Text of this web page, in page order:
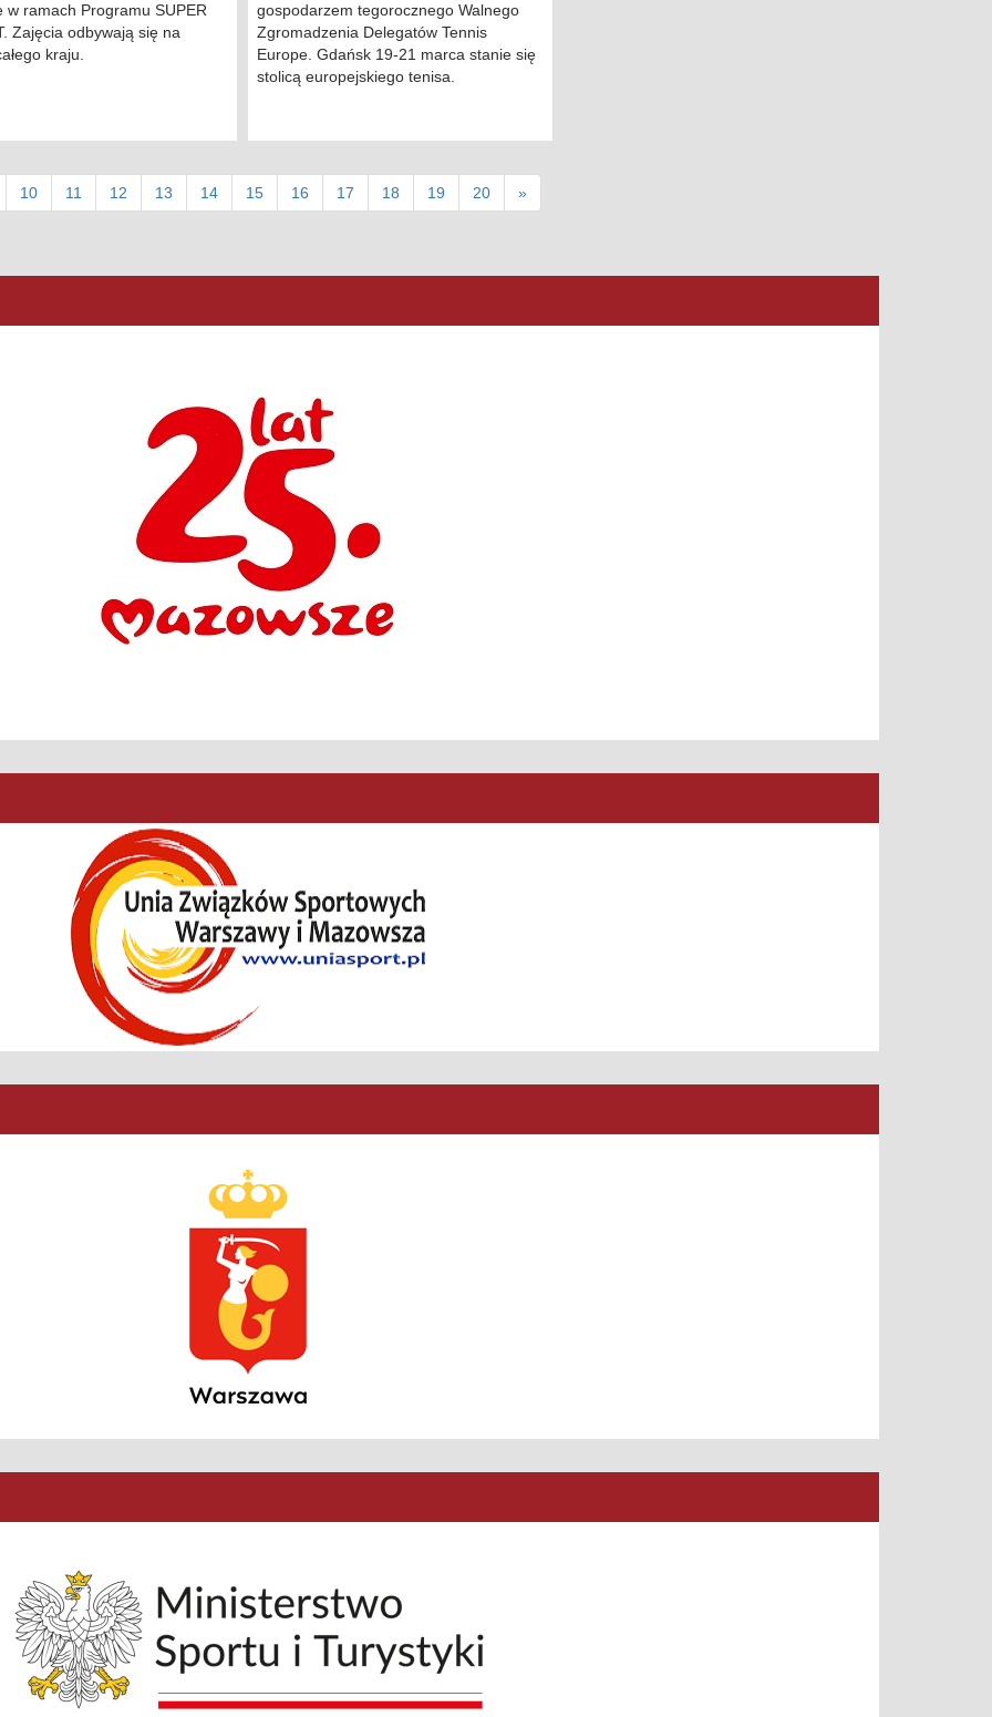
w ramach Programu SUPER
Zajęcia odbywają się na
kraju.
gospodarzem tegorocznego Walnego
Zgromadzenia Delegatów Tennis
Europe. Gdańsk 19-21 marca stanie się
stolicą europejskiego tenisa.
10 11 12 13 14 15 16 17 18 19 20 »